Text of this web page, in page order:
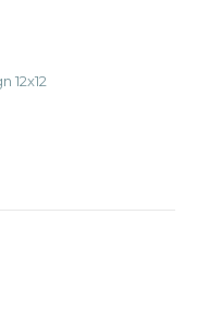
12x12